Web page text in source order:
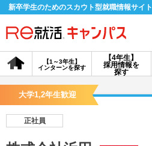
新卒学生のためのスカウト型就職情報サイト
【4年生】
採用情報を
探す
【1～3年生】
インターンを探す
会員登録
探す
大学1,2年生歓迎
正社員